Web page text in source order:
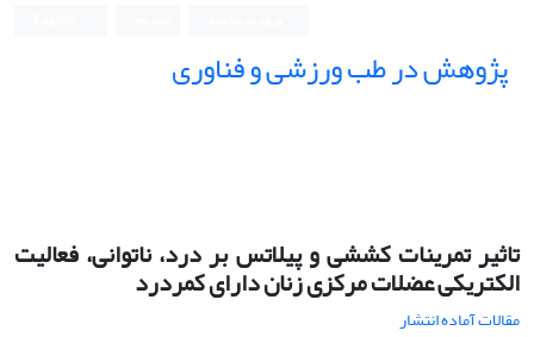
پژوهش در طب ورزشی و فناوری
تاثیر تمرینات کششی و پیلاتس بر درد، ناتوانی، فعالیت
الکتریکی عضلات مرکزی زنان دارای کمردرد
مقالات آماده انتشار